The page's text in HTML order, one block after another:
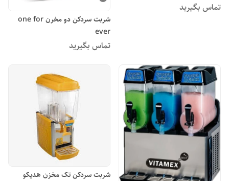
تماس بگیرید
شربت سردکن دو مخرن one for
ever
تماس بگیرید
شربت سردکن تک مخزن هدیکو